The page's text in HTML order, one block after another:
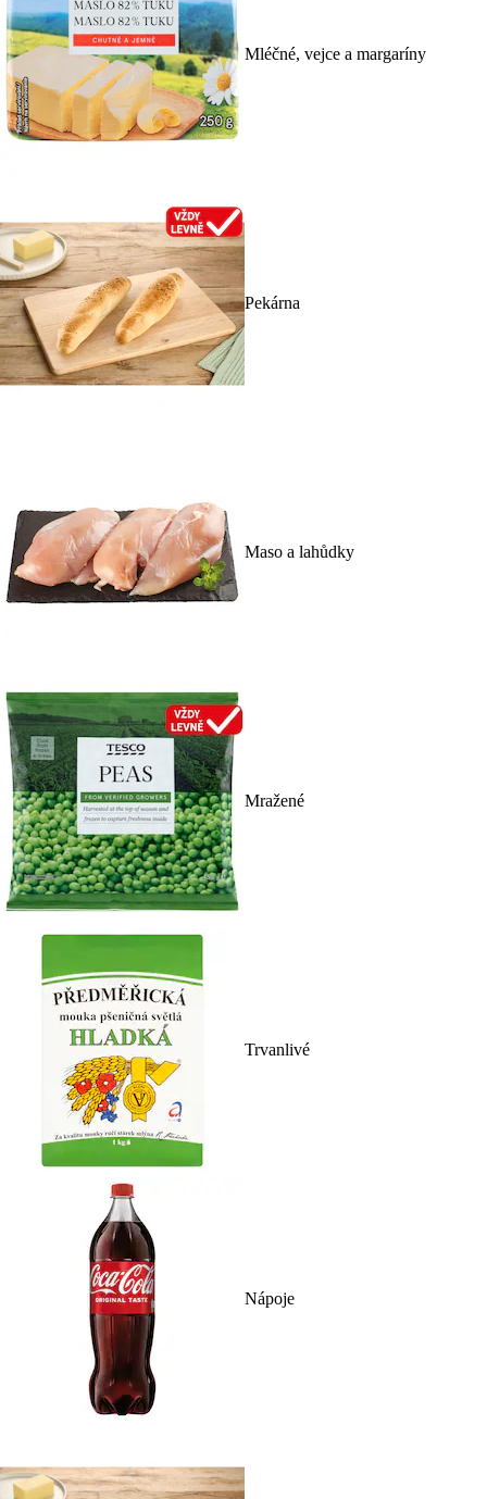
Mléčné, vejce a margaríny
Pekárna
Maso a lahůdky
Mražené
Trvanlivé
Nápoje